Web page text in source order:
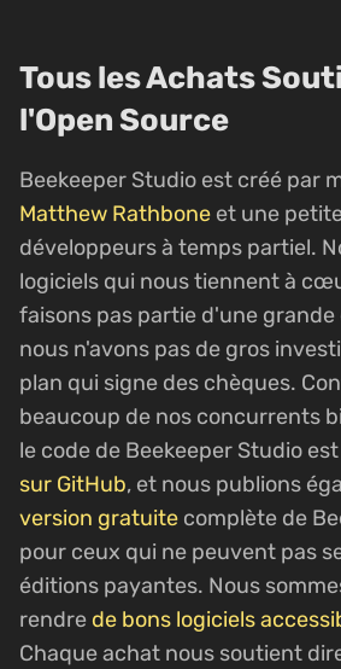
Tous les Achats
l'Open Source
Beekeeper Studio est créé par
Matthew Rathbone et une
développeurs à temps partiel.
logiciels qui nous tiennent à
faisons pas partie d'une
nous n'avons pas de gros
plan qui signe des chèques.
beaucoup de nos concurrents
le code de Beekeeper Studio
sur GitHub, et nous publions
version gratuite complète de
pour ceux qui ne peuvent pas
éditions payantes. Nous
rendre de bons logiciels
Chaque achat nous soutient